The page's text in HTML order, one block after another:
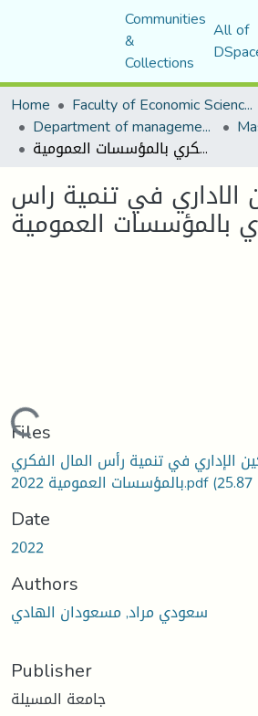
Communities
&
Collections
All of
Home
Faculty of Economic Sciences, Commerce and Management Sciences
Department of management sciences
دور التمكين الاداري في تنمية راس المال الفكري بالمؤسسات العمومية
الاداري في تنمية راس
بالمؤسسات العمومية
Loading...
Files
الإداري في تنمية رأس المال الفكري
بالمؤسسات العمومية 2022.pdf
Date
2022
Authors
سعودي مراد, مسعودان الهادي
Publisher
جامعة المسيلة